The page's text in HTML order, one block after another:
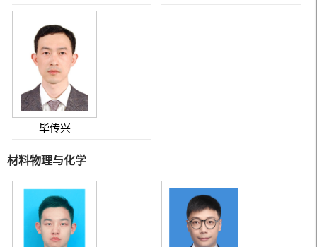
毕传兴
材料物理与化学